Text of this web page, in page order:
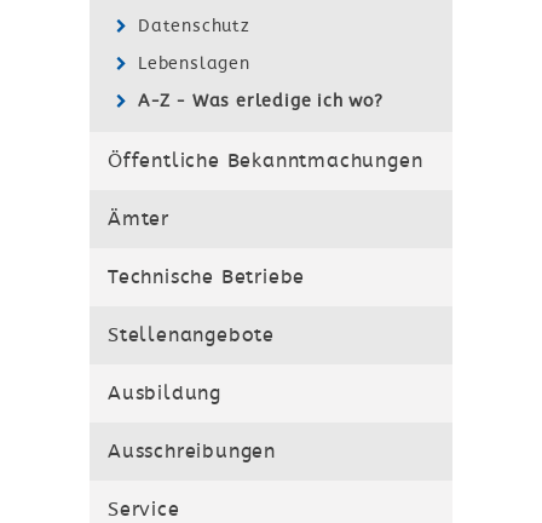
Datenschutz
Lebenslagen
A-Z - Was erledige ich wo?
Öffentliche Bekanntmachungen
Ämter
Technische Betriebe
Stellenangebote
Ausbildung
Ausschreibungen
Service